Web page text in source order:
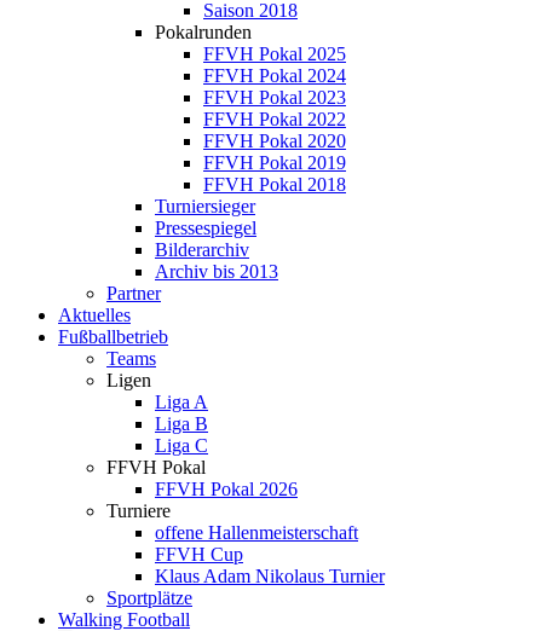
Saison 2018
Pokalrunden
FFVH Pokal 2025
FFVH Pokal 2024
FFVH Pokal 2023
FFVH Pokal 2022
FFVH Pokal 2020
FFVH Pokal 2019
FFVH Pokal 2018
Turniersieger
Pressespiegel
Bilderarchiv
Archiv bis 2013
Partner
Aktuelles
Fußballbetrieb
Teams
Ligen
Liga A
Liga B
Liga C
FFVH Pokal
FFVH Pokal 2026
Turniere
offene Hallenmeisterschaft
FFVH Cup
Klaus Adam Nikolaus Turnier
Sportplätze
Walking Football